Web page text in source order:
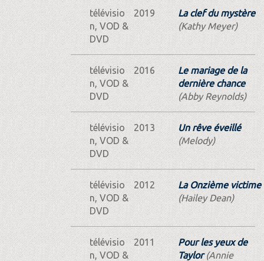
télévisio
n, VOD &
DVD
2019
La clef du mystère
(Kathy Meyer)
télévisio
n, VOD &
DVD
2016
Le mariage de la
dernière chance
(Abby Reynolds)
télévisio
n, VOD &
DVD
2013
Un rêve éveillé
(Melody)
télévisio
n, VOD &
DVD
2012
La Onzième victime
(Hailey Dean)
télévisio
n, VOD &
2011
Pour les yeux de
Taylor(Annie